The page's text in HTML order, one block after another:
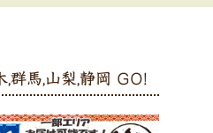
,群馬,山梨,静岡 GO!